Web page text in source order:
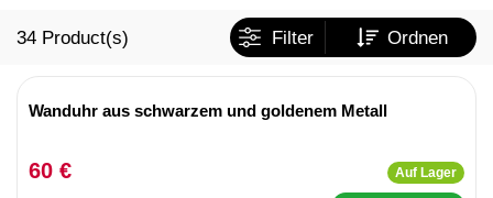
34 Product(s) Filter Ordnen
Wanduhr aus schwarzem und goldenem Metall
60 € Auf Lager